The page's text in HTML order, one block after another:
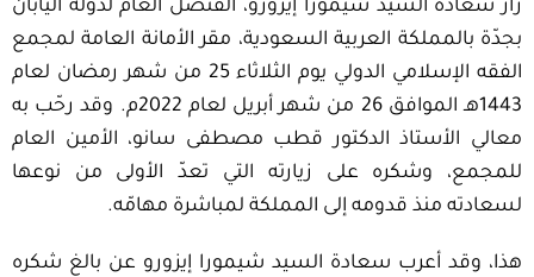
زار سعادة السيد شيمورا إيزورو، القنصل العام لدولة اليابان
بجدّة بالمملكة العربية السعودية، مقر الأمانة العامة لمجمع
الفقه الإسلامي الدولي يوم الثلاثاء 25 من شهر رمضان لعام
1443ه‍ـ الموافق 26 من شهر أبريل لعام 2022م. وقد رحّب به
معالي الأستاذ الدكتور قطب مصطفى سانو، الأمين العام
للمجمع، وشكره على زيارته التي تعدّ الأولى من نوعها
لسعادته منذ قدومه إلى المملكة لمباشرة مهامّه.
هذا، وقد أعرب سعادة السيد شيمورا إيزورو عن بالغ شكره